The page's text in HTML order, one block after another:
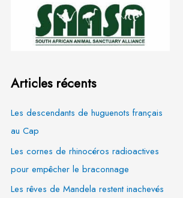
Articles récents
Les descendants de huguenots français
au Cap
Les cornes de rhinocéros radioactives
pour empêcher le braconnage
Les rêves de Mandela restent inachevés